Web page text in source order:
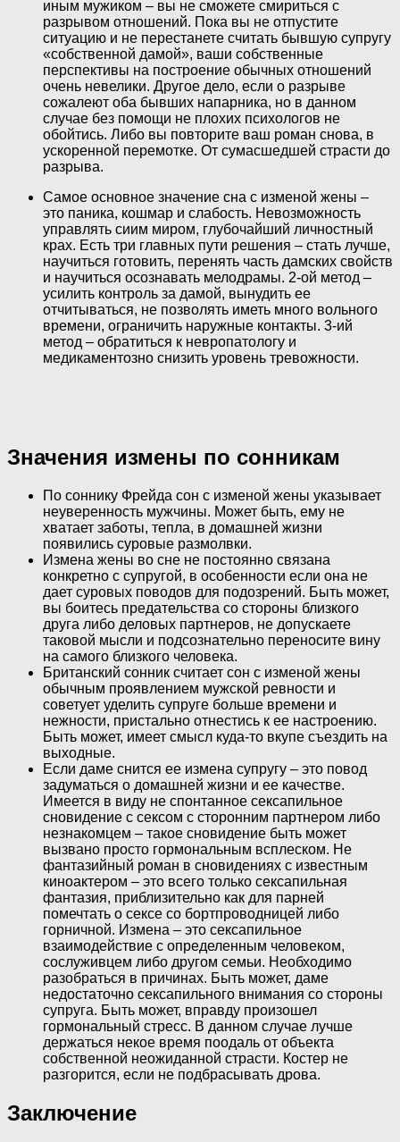
иным мужиком – вы не сможете смириться с
разрывом отношений. Пока вы не отпустите
ситуацию и не перестанете считать бывшую супругу
«собственной дамой», ваши собственные
перспективы на построение обычных отношений
очень невелики. Другое дело, если о разрыве
сожалеют оба бывших напарника, но в данном
случае без помощи не плохих психологов не
обойтись. Либо вы повторите ваш роман снова, в
ускоренной перемотке. От сумасшедшей страсти до
разрыва.
Самое основное значение сна с изменой жены –
это паника, кошмар и слабость. Невозможность
управлять сиим миром, глубочайший личностный
крах. Есть три главных пути решения – стать лучше,
научиться готовить, перенять часть дамских свойств
и научиться осознавать мелодрамы. 2-ой метод –
усилить контроль за дамой, вынудить ее
отчитываться, не позволять иметь много вольного
времени, ограничить наружные контакты. 3-ий
метод – обратиться к невропатологу и
медикаментозно снизить уровень тревожности.
Значения измены по сонникам
По соннику Фрейда сон с изменой жены указывает
неуверенность мужчины. Может быть, ему не
хватает заботы, тепла, в домашней жизни
появились суровые размолвки.
Измена жены во сне не постоянно связана
конкретно с супругой, в особенности если она не
дает суровых поводов для подозрений. Быть может,
вы боитесь предательства со стороны близкого
друга либо деловых партнеров, не допускаете
таковой мысли и подсознательно переносите вину
на самого близкого человека.
Британский сонник считает сон с изменой жены
обычным проявлением мужской ревности и
советует уделить супруге больше времени и
нежности, пристально отнестись к ее настроению.
Быть может, имеет смысл куда-то вкупе съездить на
выходные.
Если даме снится ее измена супругу – это повод
задуматься о домашней жизни и ее качестве.
Имеется в виду не спонтанное сексапильное
сновидение с сексом с сторонним партнером либо
незнакомцем – такое сновидение быть может
вызвано просто гормональным всплеском. Не
фантазийный роман в сновидениях с известным
киноактером – это всего только сексапильная
фантазия, приблизительно как для парней
помечтать о сексе со бортпроводницей либо
горничной. Измена – это сексапильное
взаимодействие с определенным человеком,
сослуживцем либо другом семьи. Необходимо
разобраться в причинах. Быть может, даме
недостаточно сексапильного внимания со стороны
супруга. Быть может, вправду произошел
гормональный стресс. В данном случае лучше
держаться некое время поодаль от объекта
собственной неожиданной страсти. Костер не
разгорится, если не подбрасывать дрова.
Заключение